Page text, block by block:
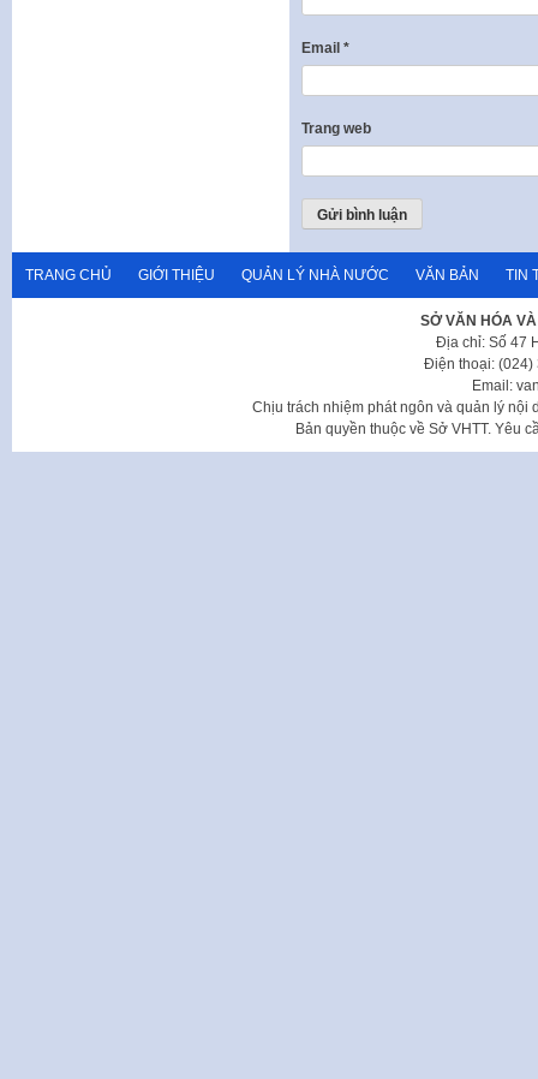
Email *
Trang web
TRANG CHỦ GIỚI THIỆU QUẢN LÝ NHÀ NƯỚC VĂN BẢN TIN
SỞ VĂN HÓA
Địa chỉ: Số 47
Điện thoại: (024)
Email:
Chịu trách nhiệm phát ngôn và quản lý nội
Bản quyền thuộc về Sở VHTT. Yêu